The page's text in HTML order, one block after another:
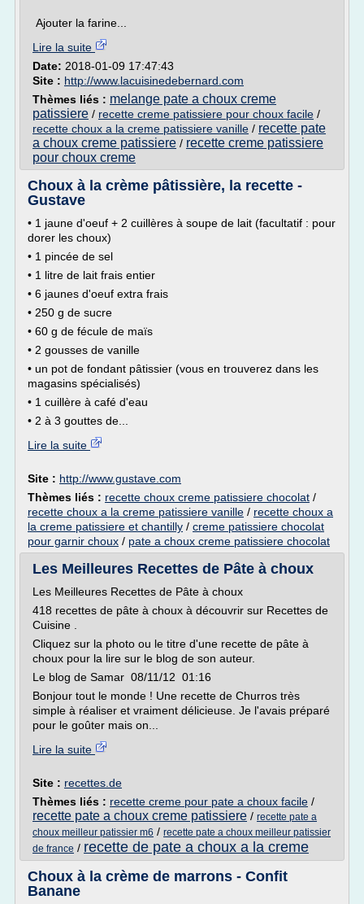
Ajouter la farine...
Lire la suite
Date: 2018-01-09 17:47:43
Site : http://www.lacuisinedebernard.com
Thèmes liés : melange pate a choux creme
patissiere / recette creme patissiere pour choux facile /
recette choux a la creme patissiere vanille / recette pate
a choux creme patissiere / recette creme patissiere
pour choux creme
Choux à la crème pâtissière, la recette -
Gustave
• 1 jaune d'oeuf + 2 cuillères à soupe de lait (facultatif : pour
dorer les choux)
• 1 pincée de sel
• 1 litre de lait frais entier
• 6 jaunes d'oeuf extra frais
• 250 g de sucre
• 60 g de fécule de maïs
• 2 gousses de vanille
• un pot de fondant pâtissier (vous en trouverez dans les
magasins spécialisés)
• 1 cuillère à café d'eau
• 2 à 3 gouttes de...
Lire la suite
Site : http://www.gustave.com
Thèmes liés : recette choux creme patissiere chocolat /
recette choux a la creme patissiere vanille / recette choux a
la creme patissiere et chantilly / creme patissiere chocolat
pour garnir choux / pate a choux creme patissiere chocolat
Les Meilleures Recettes de Pâte à choux
Les Meilleures Recettes de Pâte à choux
418 recettes de pâte à choux à découvrir sur Recettes de
Cuisine .
Cliquez sur la photo ou le titre d'une recette de pâte à
choux pour la lire sur le blog de son auteur.
Le blog de Samar 08/11/12 01:16
Bonjour tout le monde ! Une recette de Churros très
simple à réaliser et vraiment délicieuse. Je l'avais préparé
pour le goûter mais on...
Lire la suite
Site : recettes.de
Thèmes liés : recette creme pour pate a choux facile /
recette pate a choux creme patissiere / recette pate a
choux meilleur patissier m6 / recette pate a choux meilleur patissier
de france / recette de pate a choux a la creme
Choux à la crème de marrons - Confit
Banane